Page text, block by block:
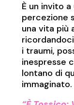
È un invito
percezione
una vita più
i traumi,
inespresse
lontano di
immaginato.